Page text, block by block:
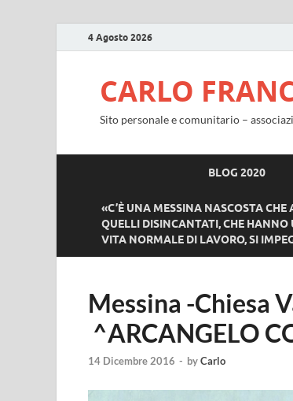
4 Agosto 2026
CARLO
Sito personale e comunitario –
BLOG 2020
«C’È UNA MESSINA NASCOSTA
QUELLI DISINCANTATI, CHE HANNO
VITA NORMALE DI LAVORO, SI
Messina -Chiesa
^ARCANGELO
14 Dicembre 2016 - byCarlo